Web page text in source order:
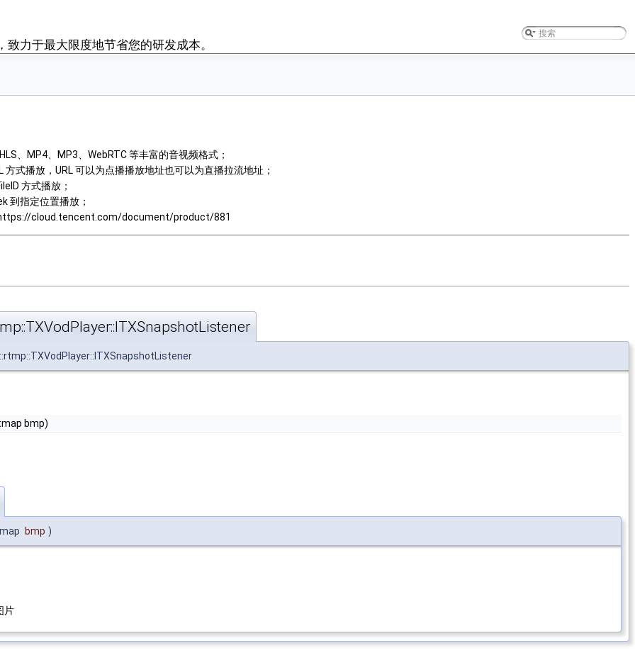
力于最大限度地节省您的研发成本。
、MP4、MP3、WebRTC 等丰富的音视频格式；
方式播放，URL 可以为点播播放地址也可以为直播拉流地址；
方式播放；
到指定位置播放；
https://cloud.tencent.com/document/product/881
bmp)
bmp )
片